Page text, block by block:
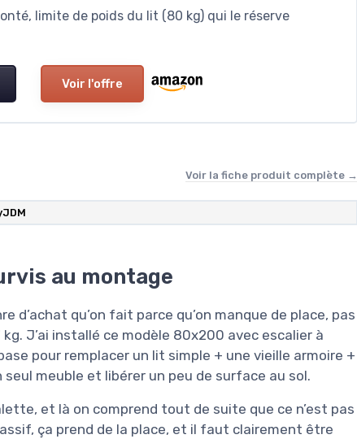
limite de poids du lit (80 kg) qui le réserve
Voir l'offre
Voir la fiche produit complète →
au montage
d’achat qu’on fait parce qu’on manque de place, pas
J’ai installé ce modèle 80x200 avec escalier à
pour remplacer un lit simple + une vieille armoire +
meuble et libérer un peu de surface au sol.
et là on comprend tout de suite que ce n’est pas
ça prend de la place, et il faut clairement être